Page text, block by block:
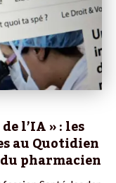
l’IA » : les
au Quotidien
pharmacien